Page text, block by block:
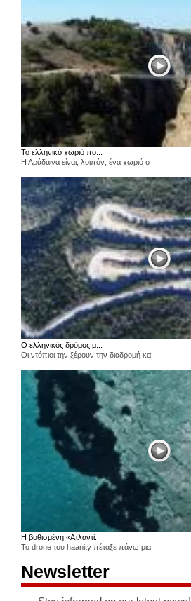
Το ελληνικό χωριό πο...
Η Αράδαινα είναι, λοιπόν, ένα χωριό σ
Ο ελληνικός δρόμος μ...
Οι ντόπιοι την ξέρουν την διαδρομή κα
Η βυθισμένη «Ατλαντί...
Το drone του haanity πέταξε πάνω μια
Newsletter